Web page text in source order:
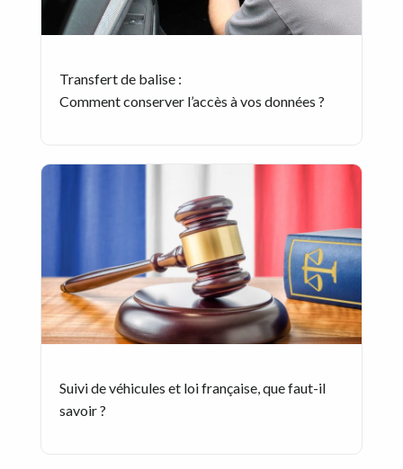
Transfert de balise :
Comment conserver l’accès à vos données ?
Suivi de véhicules et loi française, que faut-il
savoir ?